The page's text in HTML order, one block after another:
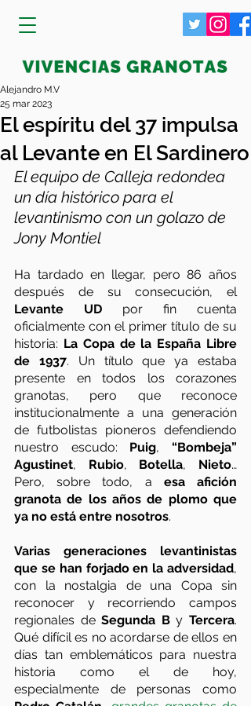
El espíritu del 37 impulsa
al Levante en El Sardinero
Alejandro M.V
25 mar 2023
El equipo de Calleja redondea
un día histórico para el
levantinismo con un golazo de
Jony Montiel
Ha tardado en llegar, pero 86 años
después de su consecución, el
Levante UD por fin cuenta
oficialmente con el primer título de su
historia: La Copa de la España Libre
de 1937. Un título que ya estaba
presente en todos los corazones
granotas, pero que reconoce
institucionalmente a una generación
de futbolistas pioneros defendiendo
nuestro escudo: Puig, “Bombeja”
Agustinet, Rubio, Botella, Nieto…
Pero, sobre todo, a esa afición
granota de los años de plomo que
ya no está entre nosotros.
Varias generaciones levantinistas
que se han forjado en la adversidad,
con la nostalgia de una Copa sin
reconocer y recorriendo campos
regionales de Segunda B y Tercera.
Qué difícil es no acordarse de ellos en
días tan emblemáticos para nuestra
historia como el de hoy,